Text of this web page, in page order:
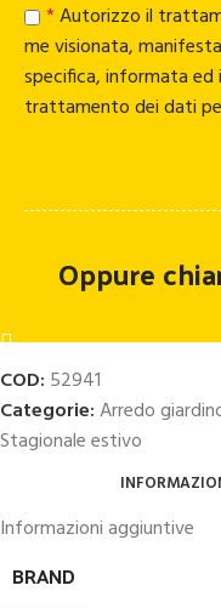
*Autorizzo il
me visionata,
specifica, informata
trattamento dei dati
Oppure
COD: 52941
Categorie:Arredo
Stagionale estivo
Informazioni aggiuntive
BRAND